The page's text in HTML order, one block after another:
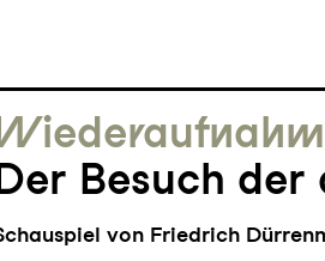
Besuch der
von Friedrich